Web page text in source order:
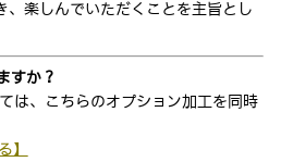
、楽しんでいただくことを主旨とし
すか？
は、こちらのオプション加工を同時
】